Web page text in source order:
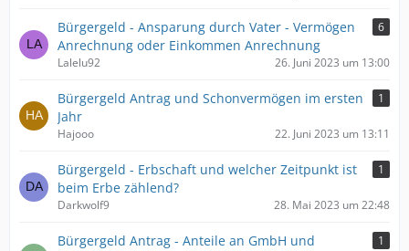
Bürgergeld - Ansparung durch Vater - Vermögen
Anrechnung oder Einkommen Anrechnung
6
Lalelu92 26. Juni 2023 um 13:00
Bürgergeld Antrag und Schonvermögen im ersten
Jahr
1
Hajooo 22. Juni 2023 um 13:11
Bürgergeld - Erbschaft und welcher Zeitpunkt ist
beim Erbe zählend?
1
Darkwolf9 28. Mai 2023 um 22:48
Bürgergeld Antrag - Anteile an GmbH und
1